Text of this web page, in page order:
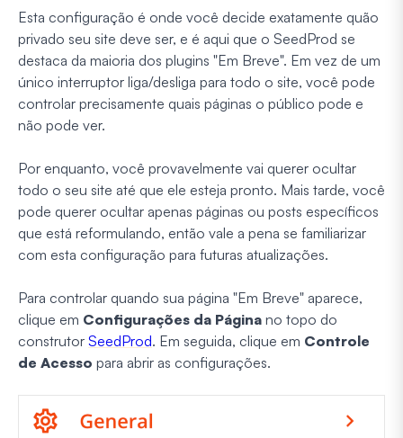
Esta configuração é onde você decide exatamente quão
privado seu site deve ser, e é aqui que o SeedProd se
destaca da maioria dos plugins "Em Breve". Em vez de um
único interruptor liga/desliga para todo o site, você pode
controlar precisamente quais páginas o público pode e
não pode ver.
Por enquanto, você provavelmente vai querer ocultar
todo o seu site até que ele esteja pronto. Mais tarde, você
pode querer ocultar apenas páginas ou posts específicos
que está reformulando, então vale a pena se familiarizar
com esta configuração para futuras atualizações.
Para controlar quando sua página "Em Breve" aparece,
clique em Configurações da Página no topo do
construtor SeedProd. Em seguida, clique em Controle
de Acesso para abrir as configurações.